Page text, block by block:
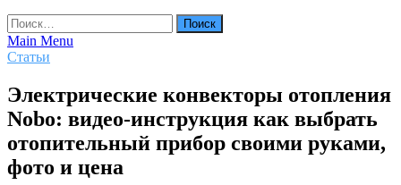
Найти:
Main Menu
Статьи
Электрические конвекторы отопления
Nobo: видео-инструкция как выбрать
отопительный прибор своими руками,
фото и цена